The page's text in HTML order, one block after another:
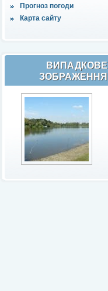
Прогноз погоди
Карта сайту
ВИПАДКОВЕ
ЗОБРАЖЕННЯ